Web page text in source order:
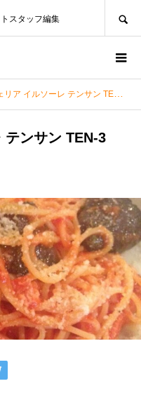
スタッフ編集
イルソーレ テンサン TEN-3 さんのパスタランチ
テンサン TEN-3